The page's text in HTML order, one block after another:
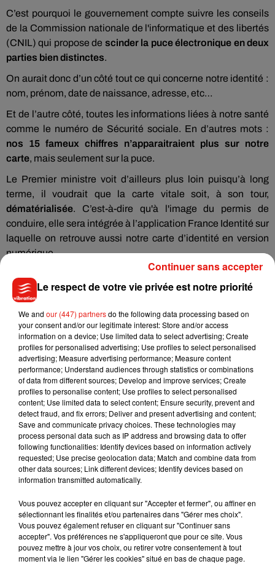
C’est pourquoi le gouvernement compte suivre les conseils
de la Commission nationale de l'informatique et des libertés
(CNIL) qui propose de scinder la puce électronique en deux
parties bien distinctes.
On aurait donc d’un côté tout ce qui concerne notre identité :
nom, prénom, date de naissance, adresse, etc…
Et de l’autre côté, toutes les informations liées à notre santé
comme le numéro de Sécurité sociale. En d’autres mots :
nos 15 fameux chiffres n’apparaitraient plus sur notre
carte, mais seulement sur la puce.
Le Premier ministre voit d’ailleurs plus loin puisqu’à long
terme, il voudrait que la carte vitale soit, à son tour,
dématérialisée. C’est-à-dire qu'à l'image du permis de
conduire, elle sera intégrée à l’application France Identité sur
laquelle on retrouve aussi notre carte d’identité en version
numérique.
Musique
5 août 2026
Benny Blanco invite Selena Gomez et
Becky G sur son nouveau single
4 août 2026
Tiny Desk invite Charlie Puth pour une
live session solaire
Le respect de votre vie privée est notre priorité
We and our (447) partnersdo the following data processing based on
your consent and/or our legitimate interest: Store and/or access
information on a device; Use limited data to select advertising; Create
profiles for personalised advertising; Use profiles to select personalised
advertising; Measure advertising performance; Measure content
performance; Understand audiences through statistics or combinations
of data from different sources; Develop and improve services; Create
profiles to personalise content; Use profiles to select personalised
content; Use limited data to select content; Ensure security, prevent and
detect fraud, and fix errors; Deliver and present advertising and content;
Save and communicate privacy choices. These technologies may
process personal data such as IP address and browsing data to offer
following functionalities: Identify devices based on information actively
requested; Use precise geolocation data; Match and combine data from
other data sources; Link different devices; Identify devices based on
information transmitted automatically.
Vous pouvez accepter en cliquant sur "Accepter et fermer", ou affiner en
sélectionnant les finalités et/ou partenaires dans "Gérer mes choix".
Vous pouvez également refuser en cliquant sur "Continuer sans
accepter". Vos préférences ne s'appliqueront que pour ce site. Vous
pouvez mettre à jour vos choix, ou retirer votre consentement à tout
moment via le lien "Gérer les cookies" situé en bas de chaque page.
Continuer sans accepter